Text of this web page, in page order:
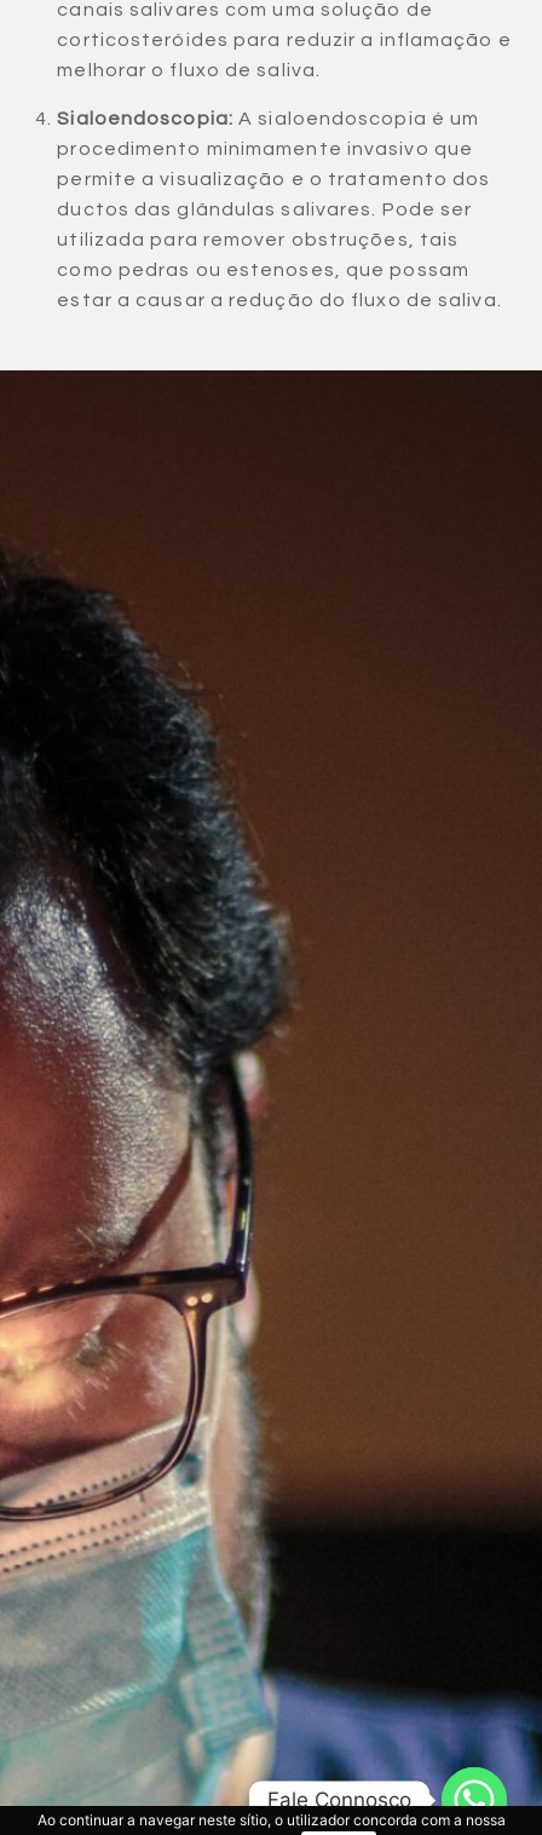
canais salivares com uma solução de
corticosteróides para reduzir a inflamação e
melhorar o fluxo de saliva.
Sialoendoscopia: A sialoendoscopia é um
procedimento minimamente invasivo que
permite a visualização e o tratamento dos
ductos das glândulas salivares. Pode ser
utilizada para remover obstruções, tais
como pedras ou estenoses, que possam
estar a causar a redução do fluxo de saliva.
Ao continuar a navegar neste sítio, o utilizador concorda com a nossa
Fale Connosco